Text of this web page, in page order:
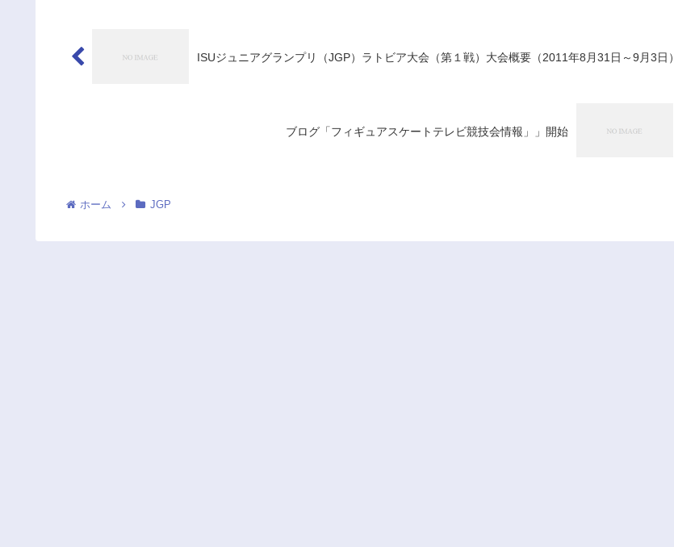
ISUジュニアグランプリ（JGP）ラトビア大会（第１戦）大会概要（2011年8月31日～9月3日）
ブログ「フィギュアスケートテレビ競技会情報」」開始
ホーム JGP